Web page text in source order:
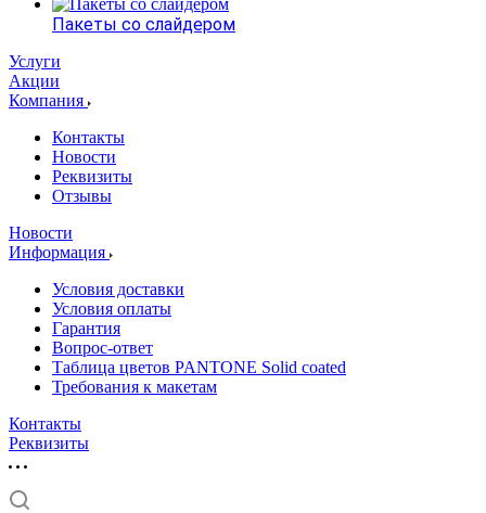
Пакеты со слайдером
Услуги
Акции
Компания
Контакты
Новости
Реквизиты
Отзывы
Новости
Информация
Условия доставки
Условия оплаты
Гарантия
Вопрос-ответ
Таблица цветов PANTONE Solid coated
Требования к макетам
Контакты
Реквизиты